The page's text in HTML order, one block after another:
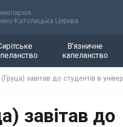
Католицька Церква
В’язничне
капеланство
завітав до студентів в
завітав до